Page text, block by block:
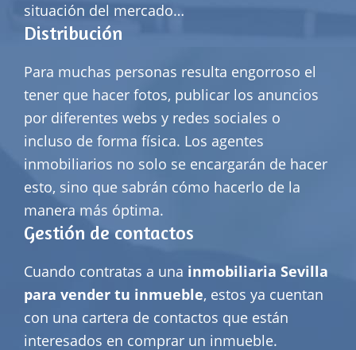
situación del mercado…
Distribución
Para muchas personas resulta engorroso el
tener que hacer fotos, publicar los anuncios
por diferentes webs y redes sociales o
incluso de forma física. Los agentes
inmobiliarios no solo se encargarán de hacer
esto, sino que sabrán cómo hacerlo de la
manera más óptima.
Gestión de contactos
Cuando contratas a una inmobiliaria Sevilla
para vender tu inmueble, estos ya cuentan
con una cartera de contactos que están
interesados en comprar un inmueble.